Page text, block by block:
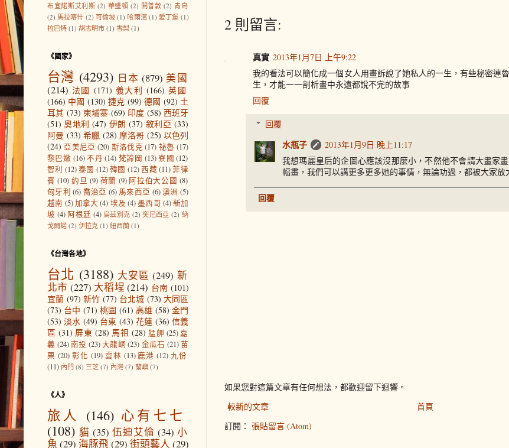
2 則留言:
真實 2013年1月7日 上午9:22
我的看法可以簡化成一個女人用畫訴說了她私人的一生，有些秘密連
生，才能一一剖析畫中永遠都說不完的故事
回覆
回覆
水瓶子
2013年1月9日 晚上11:17
我想瑪麗皇后的企圖心應該沒那麼小，不然他不會請大畫家
幅畫，我們可以講更多更多她的事情，無論功過，都被大家放
回覆
如果您對這篇文章有任何想法，都歡迎留下迴響。
較新的文章
首頁
訂閱： 張貼留言 (Atom)
布宜諾斯艾利斯 (2) 華盛頓 (2) 開普敦 (2) 青島
(2) 馬拉喀什 (2) 可倫坡 (1) 哈爾濱 (1) 愛丁堡 (1)
拉巴特 (1) 胡志明市 (1) 雪梨 (1)
《國家》
台灣 (4293) 日本 (879) 美國
(214) 法國 (171) 義大利 (166) 英國
(166) 中國 (130) 捷克 (99) 德國 (92) 土
耳其 (73) 柬埔寨 (69) 印度 (58) 西班牙
(51) 奧地利 (47) 伊朗 (37) 敘利亞 (33)
阿曼 (33) 希臘 (28) 摩洛哥 (25) 以色列
(24) 亞美尼亞 (20) 斯洛伐克 (17) 祕魯 (17)
黎巴嫩 (16) 不丹 (14) 梵諦岡 (13) 寮國 (12)
智利 (12)泰國 (12)韓國 (12)西藏 (11) 菲律
賓 (10) 約旦 (9) 荷蘭 (9) 阿拉伯大公國 (8)
匈牙利 (6) 喬治亞 (6) 馬來西亞 (6)澳洲 (5)
越南 (5) 加拿大 (4) 埃及 (4)墨西哥 (4)新加
坡 (4) 阿根廷 (4) 烏茲別克 (2) 突尼西亞 (2) 納
戈爾諾 (2) 伊拉克 (1) 紐西蘭 (1)
《台灣各地》
台北 (3188) 大安區 (249) 新
北市 (227) 大稻埕 (214) 台南 (101)
宜蘭 (97) 新竹 (77) 台北城 (73) 大同區
(73) 台中 (71) 桃園 (61) 高雄 (58) 金門
(53) 淡水 (49) 台東 (43) 花蓮 (36) 信義
區 (31) 屏東 (28) 馬祖 (28) 艋舺 (25) 嘉
義 (24) 南投 (23)大龍峒 (23) 金瓜石 (21)苗
栗 (20) 彰化 (19) 雲林 (13) 鹿港 (12) 九份
(11) 內門 (8) 三芝 (7) 內灣 (7) 蘭嶼 (7)
《人》
旅人 (146) 心有七七
(108) 貓 (35) 伍迪艾倫 (34) 小
魚 (29) 海豚飛(29) 街頭藝人 (29)